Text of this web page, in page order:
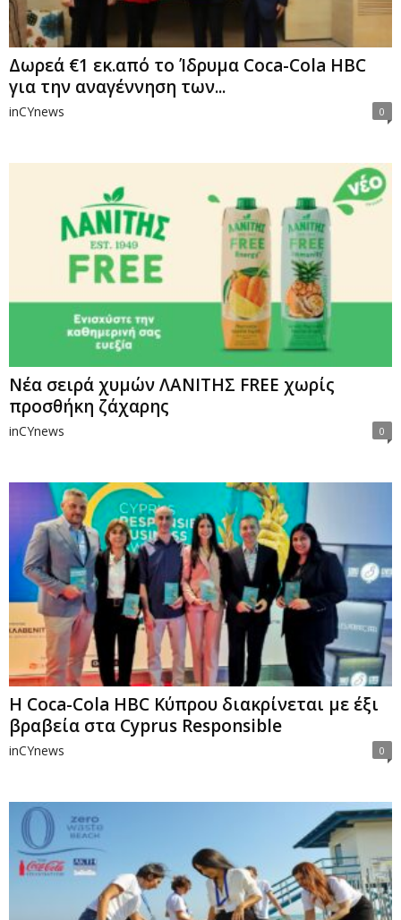
Δωρεά €1 εκ.από το Ίδρυμα Coca-Cola HBC
για την αναγέννηση των...
inCYnews 0
Nέα σειρά χυμών ΛΑΝΙΤΗΣ FREE χωρίς
προσθήκη ζάχαρης
inCYnews 0
Η Coca-Cola HBC Κύπρου διακρίνεται με έξι
βραβεία στα Cyprus Responsible
inCYnews 0